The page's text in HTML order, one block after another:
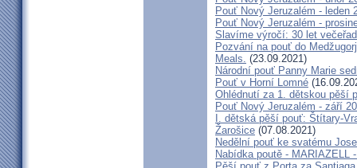
Pouť Nový Jeruzalém - leden
Pouť Nový Jeruzalém -
Slavíme výročí: 30 let
Pozvání na pouť do
Meals. (23.09.2021)
Národní pouť Panny Marie
Pouť v Horní Lomné
Ohlédnutí za 1. dětskou pěší
Pouť Nový Jeruzalém - září
I. dětská pěší pouť: Štítary-
Žarošice (07.08.2021)
Nedělní pouť ke svatému
Nabídka poutě - MARIAZELL